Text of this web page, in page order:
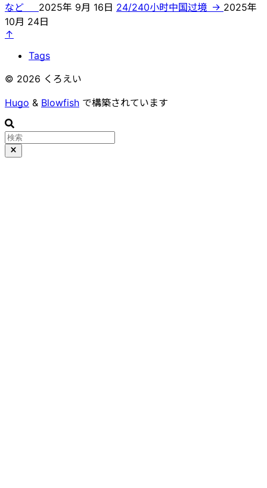
など🇫🇮 2025年 9月 16日 24/240小时中国过境 → 2025年
10月 24日
↑
Tags
© 2026 くろえい
Hugo & Blowfish で構築されています